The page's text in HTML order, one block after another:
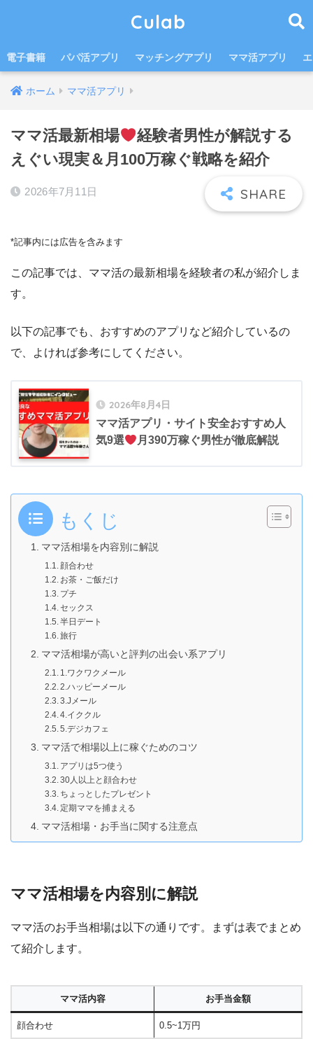
Culab
電子書籍 パパ活アプリ マッチングアプリ ママ活アプリ
ホーム ママ活アプリ
ママ活最新相場
経験者男性が解説する
えぐい現実＆月100万稼ぐ戦略を紹介
2026年7月11日
*記事内には広告を含みます
この記事では、ママ活の最新相場を経験者の私が紹介しま
す。
以下の記事でも、おすすめのアプリなど紹介しているの
で、よければ参考にしてください。
2026年8月4日
ママ活アプリ・サイト安全おすすめ人
気9選
月390万稼ぐ男性が徹底解説
もくじ
ママ活相場を内容別に解説
顔合わせ
お茶・ご飯だけ
プチ
セックス
半日デート
旅行
ママ活相場が高いと評判の出会い系アプリ
1.ワクワクメール
2.ハッピーメール
3.Jメール
4.イククル
5.デジカフェ
ママ活で相場以上に稼ぐためのコツ
アプリは5つ使う
30人以上と顔合わせ
ちょっとしたプレゼント
定期ママを捕まえる
ママ活相場・お手当に関する注意点
ママ活相場を内容別に解説
ママ活のお手当相場は以下の通りです。まずは表でまとめ
て紹介します。
ママ活内容 お手当金額
顔合わせ 0.5~1万円